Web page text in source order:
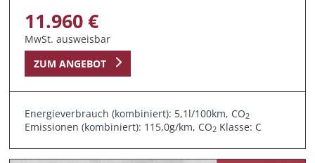
11.960 €
MwSt. ausweisbar
ZUM ANGEBOT
Energieverbrauch (kombiniert): 5,1l/100km, CO2
Emissionen (kombiniert): 115,0g/km, CO2 Klasse: C